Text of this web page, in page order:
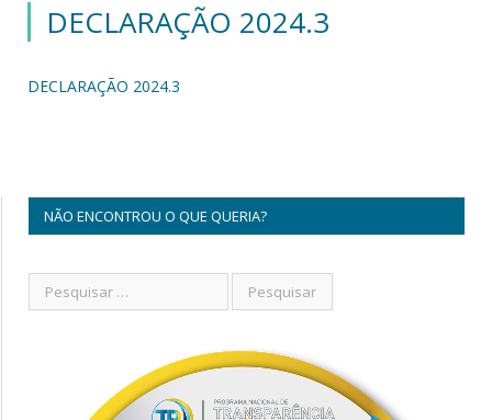
DECLARAÇÃO 2024.3
DECLARAÇÃO 2024.3
NÃO ENCONTROU O QUE QUERIA?